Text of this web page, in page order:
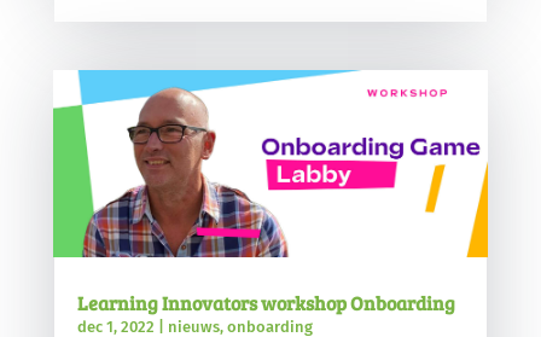
Learning Innovators workshop Onboarding
dec 1, 2022 nieuws, onboarding